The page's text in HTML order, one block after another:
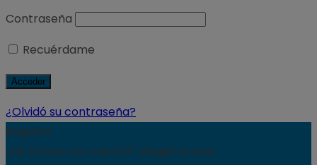
Contraseña
Recuérdame
¿Olvidó su contraseña?
Registro
¿No tienes una cuenta? ¡Registra una!